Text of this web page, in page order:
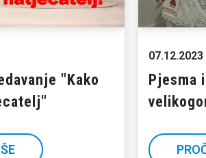
"Kako
07.12.2023
Pjesma